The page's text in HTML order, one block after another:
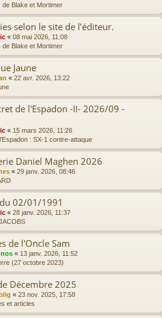
de Blake et Mortimer
selon le site de l’éditeur.
« 08 mai 2026, 11:08
de Blake et Mortimer
Jaune
« 22 avr. 2026, 13:22
de l'Espadon -II- 2026/09 -
« 15 mars 2026, 11:26
: SX-1 contre-attaque
Daniel Maghen 2026
« 29 janv. 2026, 08:46
02/01/1991
« 28 janv. 2026, 11:37
de l'Oncle Sam
« 13 janv. 2026, 11:52
(27 octobre 2023)
Décembre 2025
« 23 nov. 2025, 17:58
et articles